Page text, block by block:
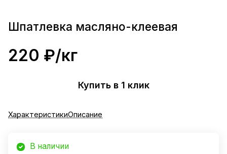
Шпатлевка масляно-клеевая
220 ₽/кг
Купить в 1 клик
ХарактеристикиОписание
В наличии